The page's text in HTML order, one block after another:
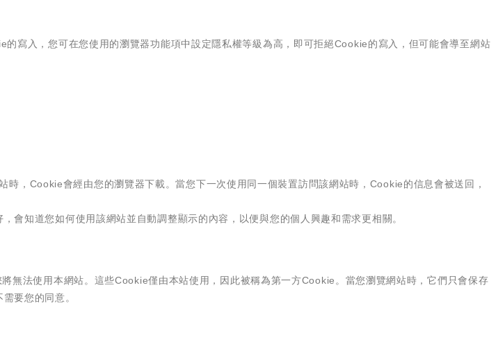
寫入，您可在您使用的瀏覽器功能項中設定隱私權等級為高，即可拒絕Cookie的寫入，但可能會導至網站
，Cookie會經由您的瀏覽器下載。當您下一次使用同一個裝置訪問該網站時，Cookie的信息會被送回，
知道您如何使用該網站並自動調整顯示的內容，以便與您的個人興趣和需求更相關。
法使用本網站。這些Cookie僅由本站使用，因此被稱為第一方Cookie。當您瀏覽網站時，它們只會保存
要您的同意。